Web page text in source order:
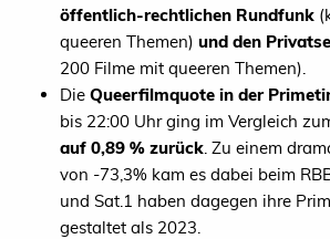
öffentlich-rechtlichen Rundfunk
queeren Themen) und den
200 Filme mit queeren Themen).
Die Queerfilmquote in der
bis 22:00 Uhr ging im Vergleich
auf 0,89 % zurück . Zu einem
von -73,3% kam es dabei beim
und Sat.1 haben dagegen ihre
gestaltet als 2023.